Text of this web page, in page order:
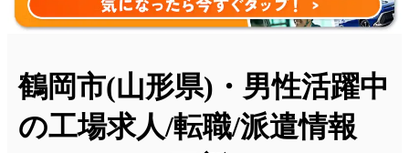
鶴岡市(山形県)・男性活躍中
の工場求人/転職/派遣情報